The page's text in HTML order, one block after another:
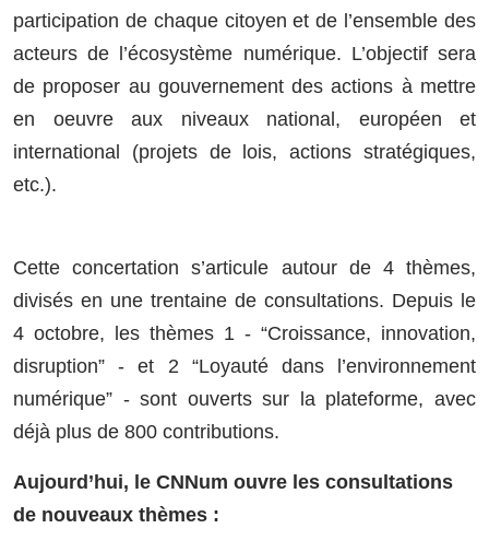
participation de chaque citoyen et de l’ensemble des
acteurs de l’écosystème numérique. L’objectif sera
de proposer au gouvernement des actions à mettre
en oeuvre aux niveaux national, européen et
international (projets de lois, actions stratégiques,
etc.).
Cette concertation s’articule autour de 4 thèmes,
divisés en une trentaine de consultations. Depuis le
4 octobre, les thèmes 1 - “Croissance, innovation,
disruption” - et 2 “Loyauté dans l’environnement
numérique” - sont ouverts sur la plateforme, avec
déjà plus de 800 contributions.
Aujourd’hui, le CNNum ouvre les consultations
de nouveaux thèmes :